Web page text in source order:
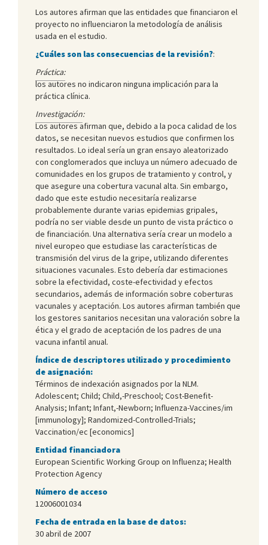
Los autores afirman que las entidades que financiaron el
proyecto no influenciaron la metodología de análisis
usada en el estudio.
¿Cuáles son las consecuencias de la revisión?:
Práctica:
los autores no indicaron ninguna implicación para la
práctica clínica.
Investigación:
Los autores afirman que, debido a la poca calidad de los
datos, se necesitan nuevos estudios que confirmen los
resultados. Lo ideal sería un gran ensayo aleatorizado
con conglomerados que incluya un número adecuado de
comunidades en los grupos de tratamiento y control, y
que asegure una cobertura vacunal alta. Sin embargo,
dado que este estudio necesitaría realizarse
probablemente durante varias epidemias gripales,
podría no ser viable desde un punto de vista práctico o
de financiación. Una alternativa sería crear un modelo a
nivel europeo que estudiase las características de
transmisión del virus de la gripe, utilizando diferentes
situaciones vacunales. Esto debería dar estimaciones
sobre la efectividad, coste-efectividad y efectos
secundarios, además de información sobre coberturas
vacunales y aceptación. Los autores afirman también que
los gestores sanitarios necesitan una valoración sobre la
ética y el grado de aceptación de los padres de una
vacuna infantil anual.
Índice de descriptores utilizado y procedimiento
de asignación:
Términos de indexación asignados por la NLM.
Adolescent; Child; Child,-Preschool; Cost-Benefit-
Analysis; Infant; Infant,-Newborn; Influenza-Vaccines/im
[immunology]; Randomized-Controlled-Trials;
Vaccination/ec [economics]
Entidad financiadora
European Scientific Working Group on Influenza; Health
Protection Agency
Número de acceso
12006001034
Fecha de entrada en la base de datos:
30 abril de 2007